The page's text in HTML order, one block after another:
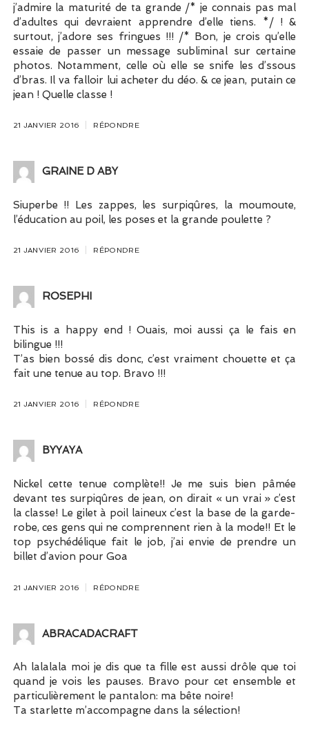
j’admire la maturité de ta grande /* je connais pas mal
d’adultes qui devraient apprendre d’elle tiens. */ ! &
surtout, j’adore ses fringues !!! /* Bon, je crois qu’elle
essaie de passer un message subliminal sur certaine
photos. Notamment, celle où elle se snife les d’ssous
d’bras. Il va falloir lui acheter du déo. & ce jean, putain ce
jean ! Quelle classe !
21 JANVIER 2016 RÉPONDRE
GRAINE D ABY
Siuperbe !! Les zappes, les surpiqûres, la moumoute,
l’éducation au poil, les poses et la grande poulette ?
21 JANVIER 2016 RÉPONDRE
ROSEPHI
This is a happy end ! Ouais, moi aussi ça le fais en
bilingue !!!
T’as bien bossé dis donc, c’est vraiment chouette et ça
fait une tenue au top. Bravo !!!
21 JANVIER 2016 RÉPONDRE
BYYAYA
Nickel cette tenue complète!! Je me suis bien pâmée
devant tes surpiqûres de jean, on dirait « un vrai » c’est
la classe! Le gilet à poil laineux c’est la base de la garde-
robe, ces gens qui ne comprennent rien à la mode!! Et le
top psychédélique fait le job, j’ai envie de prendre un
billet d’avion pour Goa
21 JANVIER 2016 RÉPONDRE
ABRACADACRAFT
Ah lalalala moi je dis que ta fille est aussi drôle que toi
quand je vois les pauses. Bravo pour cet ensemble et
particulièrement le pantalon: ma bête noire!
Ta starlette m’accompagne dans la sélection!